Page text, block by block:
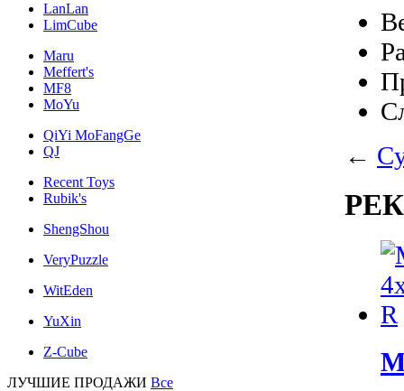
LanLan
LimCube
Maru
Meffert's
MF8
MoYu
QiYi MoFangGe
QJ
Recent Toys
Rubik's
ShengShou
VeryPuzzle
WitEden
YuXin
Z-Cube
ЛУЧШИЕ ПРОДАЖИ Все
←